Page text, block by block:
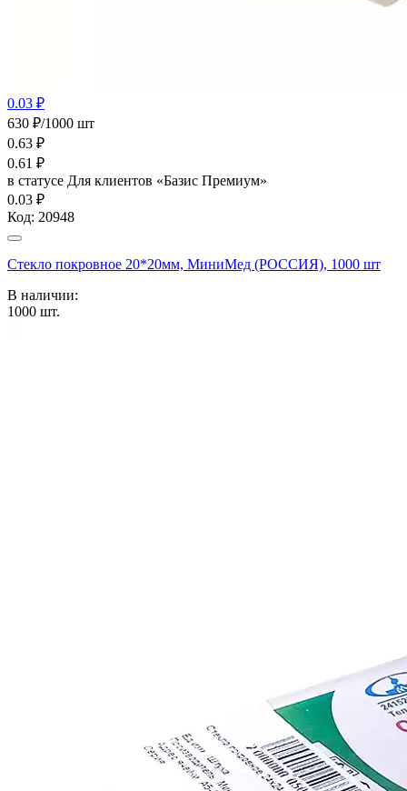
0.03 ₽
630 ₽/1000 шт
0.63 ₽
0.61 ₽
в статусе Для клиентов «Базис Премиум»
0.03 ₽
Код: 20948
Стекло покровное 20*20мм, МиниМед (РОССИЯ), 1000 шт
В наличии:
1000 шт.